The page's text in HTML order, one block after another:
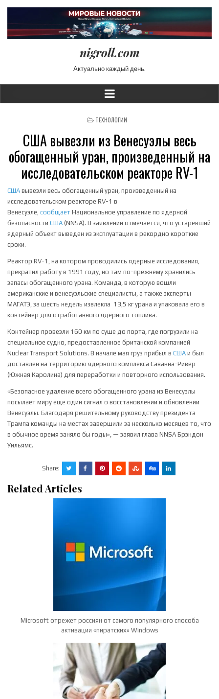
nigroll.com
Актуально каждый день.
POSTED IN
ТЕХНОЛОГИИ
США вывезли из Венесуэлы весь
обогащенный уран, произведенный на
исследовательском реакторе RV-1
США вывезли весь обогащенный уран, произведенный на
исследовательском реакторе RV-1 в
Венесуэле, сообщает Национальное управление по ядерной
безопасности США (NNSA). В заявлении отмечается, что устаревший
ядерный объект выведен из эксплуатации в рекордно короткие
сроки.
Реактор RV-1, на котором проводились ядерные исследования,
прекратил работу в 1991 году, но там по-прежнему хранились
запасы обогащенного урана. Команда, в которую вошли
американские и венесуэльские специалисты, а также эксперты
МАГАТЭ, за шесть недель извлекла 13,5 кг урана и упаковала его в
контейнер для отработанного ядерного топлива.
Контейнер провезли 160 км по суше до порта, где погрузили на
специальное судно, предоставленное британской компанией
Nuclear Transport Solutions. В начале мая груз прибыл в США и был
доставлен на территорию ядерного комплекса Саванна-Ривер
(Южная Каролина) для переработки и повторного использования.
«Безопасное удаление всего обогащенного урана из Венесуэлы
посылает миру еще один сигнал о восстановлении и обновлении
Венесуэлы. Благодаря решительному руководству президента
Трампа команды на местах завершили за несколько месяцев то, что
в обычное время заняло бы годы», — заявил глава NNSA Брэндон
Уильямс.
Share:
Related Articles
Microsoft отрежет россиян от самого популярного способа
активации «пиратских» Windows